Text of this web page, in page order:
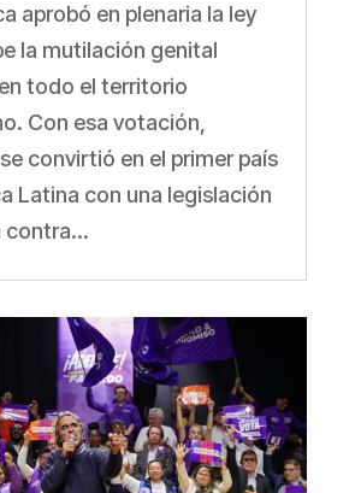
aprobó en plenaria la ley
la mutilación genital
todo el territorio
Con esa votación,
convirtió en el primer país
Latina con una legislación
contra...